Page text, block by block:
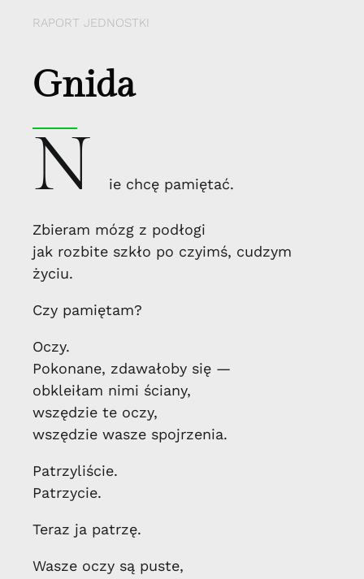
RAPORT JEDNOSTKI
Gnida
N ie chcę pamiętać.
Zbieram mózg z podłogi
jak rozbite szkło po czyimś, cudzym
życiu.
Czy pamiętam?
Oczy.
Pokonane, zdawałoby się —
obkleiłam nimi ściany,
wszędzie te oczy,
wszędzie wasze spojrzenia.
Patrzyliście.
Patrzycie.
Teraz ja patrzę.
Wasze oczy są puste,